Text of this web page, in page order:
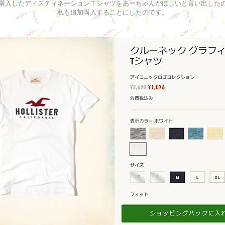
入したディスティネーションＴシャツをあーちゃんがほしいと言い出した
私も追加購入することにしたのです。